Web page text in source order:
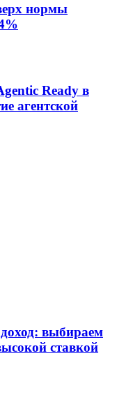
нормы
Ready в
агентской
выбираем
ставкой